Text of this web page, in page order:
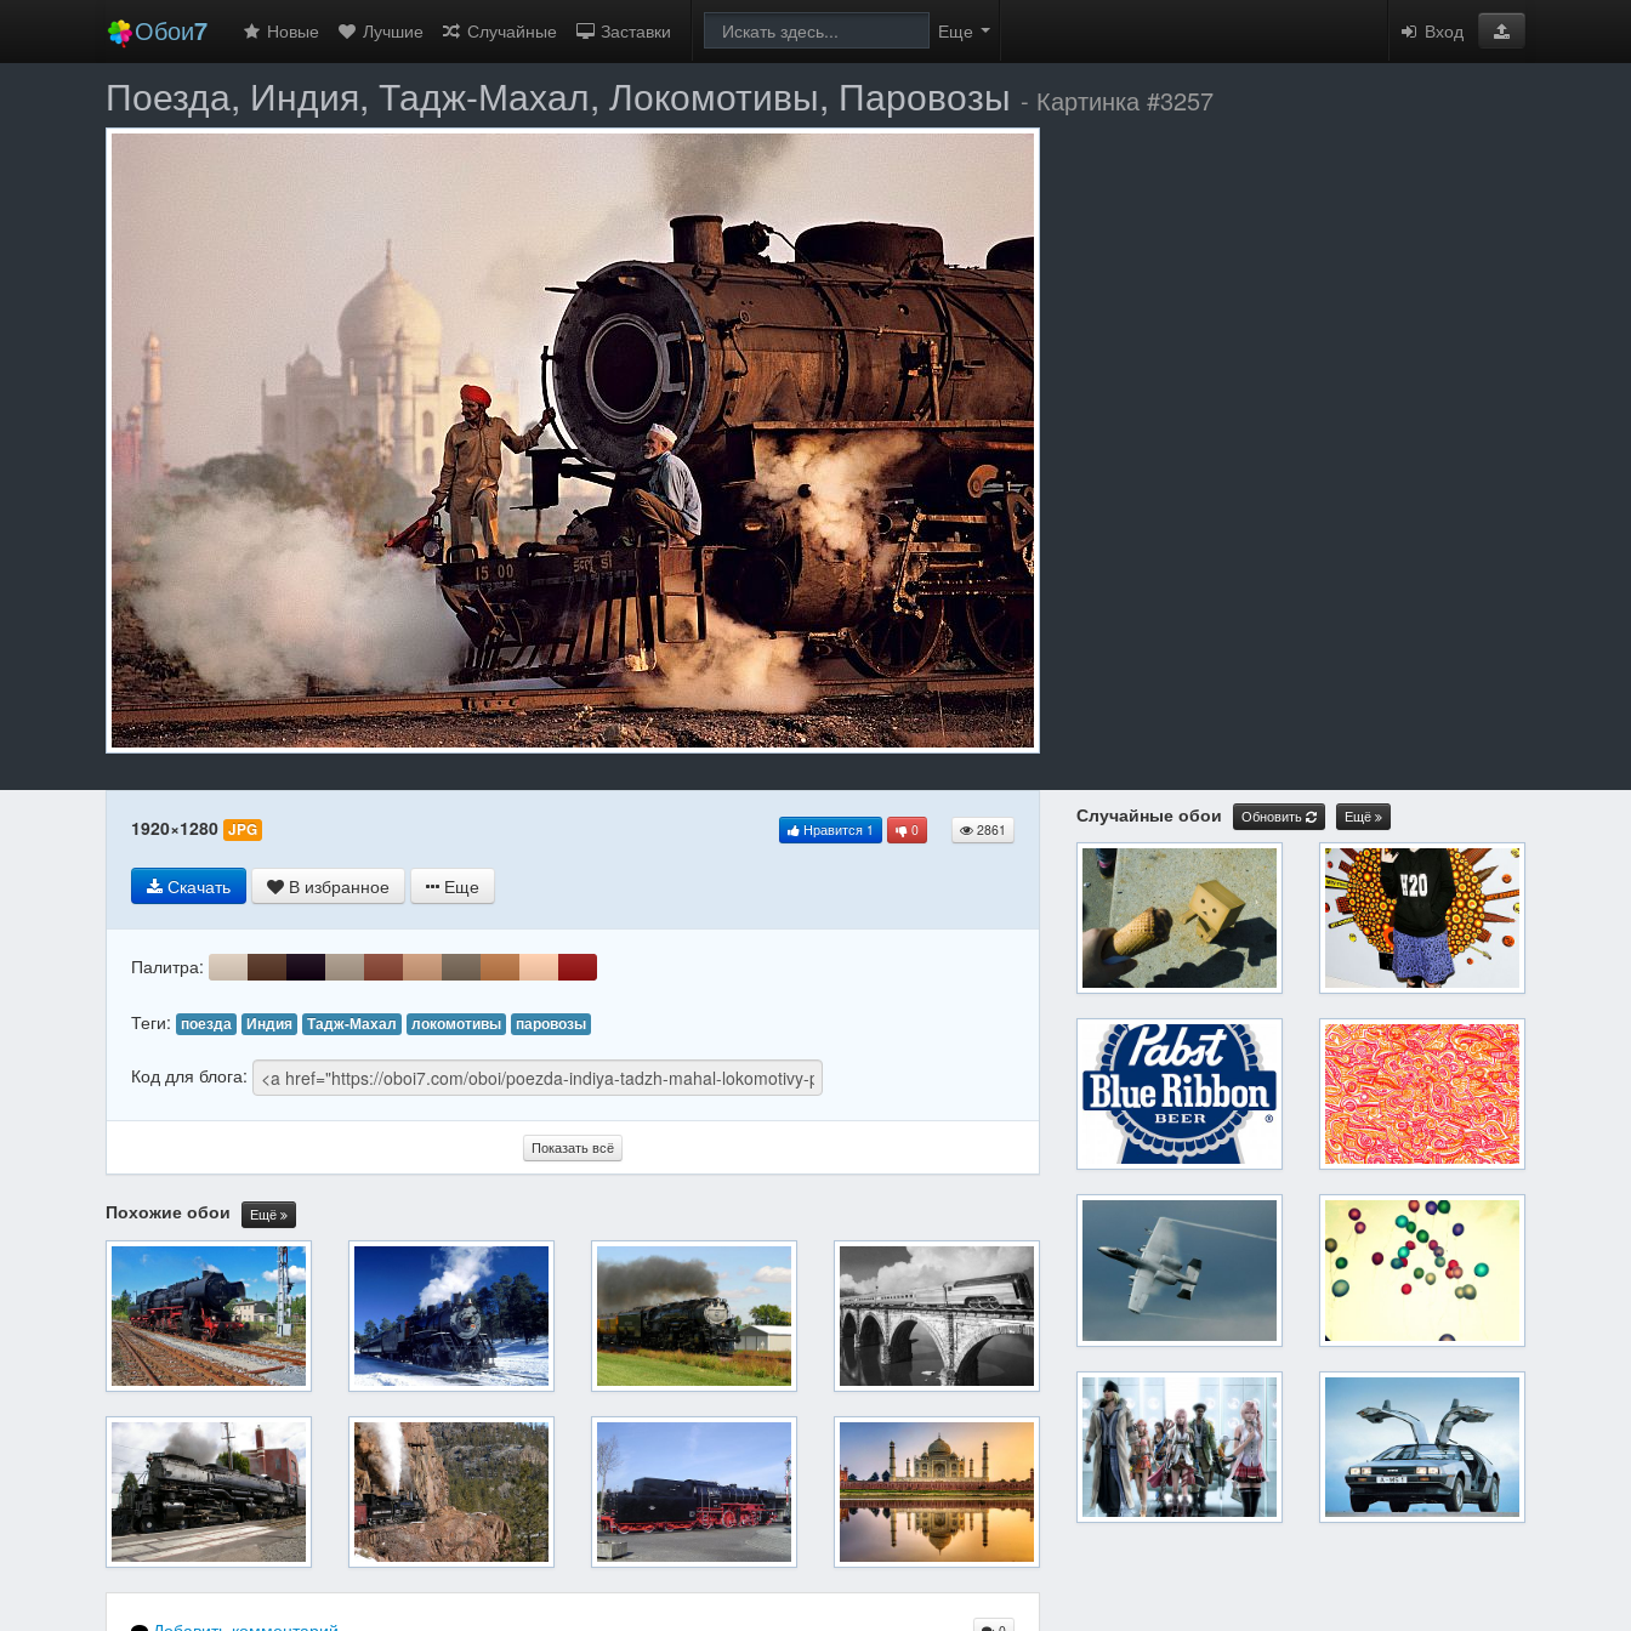
Обои7 Новые Лучшие Случайные Заставки Еще Вход
Поезда, Индия, Тадж-Махал, Локомотивы, Паровозы - Картинка #3257
1920×1280 JPG Нравится 1 0 2861
Скачать В избранное Еще
Палитра:
Теги: поезда Индия Тадж-Махал локомотивы паровозы
Код для блога:
Показать всё
Похожие обои Ещё
Случайные обои Обновить Ещё